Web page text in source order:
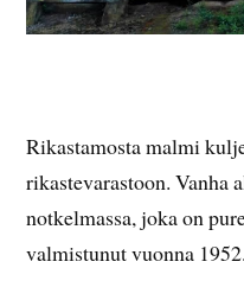
Rikastamosta malmi
rikastevarastoon. Vanha
notkelmassa, joka on
valmistunut vuonna 1952.